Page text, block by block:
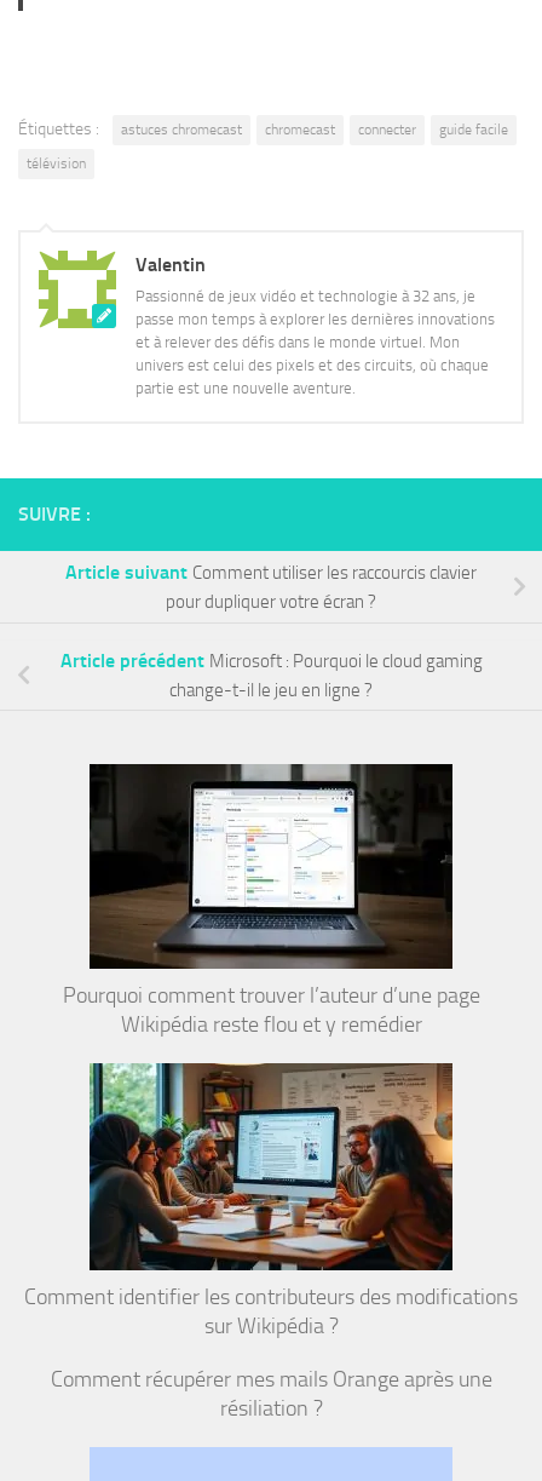
Étiquettes : astuces chromecast chromecast connecter
guide facile
télévision
Valentin
Passionné de jeux vidéo et technologie à 32 ans, je
passe mon temps à explorer les dernières innovations
et à relever des défis dans le monde virtuel. Mon
univers est celui des pixels et des circuits, où chaque
partie est une nouvelle aventure.
SUIVRE :
Article suivant Comment utiliser les raccourcis clavier
pour dupliquer votre écran ?
Article précédent Microsoft : Pourquoi le cloud gaming
change-t-il le jeu en ligne ?
Pourquoi comment trouver l’auteur d’une page
Wikipédia reste flou et y remédier
Comment identifier les contributeurs des modifications
sur Wikipédia ?
Comment récupérer mes mails Orange après une
résiliation ?